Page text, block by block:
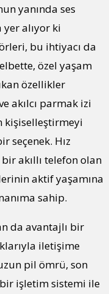
yanında ses
alıyor ki
bu ihtiyacı da
özel yaşam
özellikler
akılcı parmak izi
kişiselleştirmeyi
seçenek. Hız
akıllı telefon olan
aktif yaşamına
sahip.
da avantajlı bir
iletişime
pil ömrü, son
işletim sistemi ile